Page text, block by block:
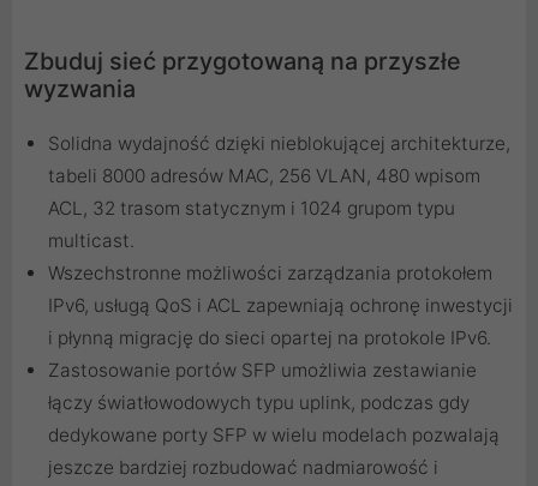
Zbuduj sieć przygotowaną na przyszłe
wyzwania
Solidna wydajność dzięki nieblokującej architekturze,
tabeli 8000 adresów MAC, 256 VLAN, 480 wpisom
ACL, 32 trasom statycznym i 1024 grupom typu
multicast.
Wszechstronne możliwości zarządzania protokołem
IPv6, usługą QoS i ACL zapewniają ochronę inwestycji
i płynną migrację do sieci opartej na protokole IPv6.
Zastosowanie portów SFP umożliwia zestawianie
łączy światłowodowych typu uplink, podczas gdy
dedykowane porty SFP w wielu modelach pozwalają
jeszcze bardziej rozbudować nadmiarowość i